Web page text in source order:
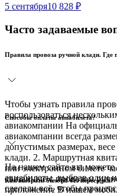
5 сентября10 828 ₽
Часто задаваемые
Правила провоза ручной клади. Где
Чтобы узнать правила
воспользоваться
авиакомпании На
авиакомпании всегда
допустимых размерах,
клади. 2. Маршрутная
или электронном билете
связанные с провозом
приложение В нашем
Способы оплаты авиабилета?
На нашем сайте вы можете
авиабилеты, выбрав один
сделали всё, чтобы
Как выбрать билеты без пересадки?